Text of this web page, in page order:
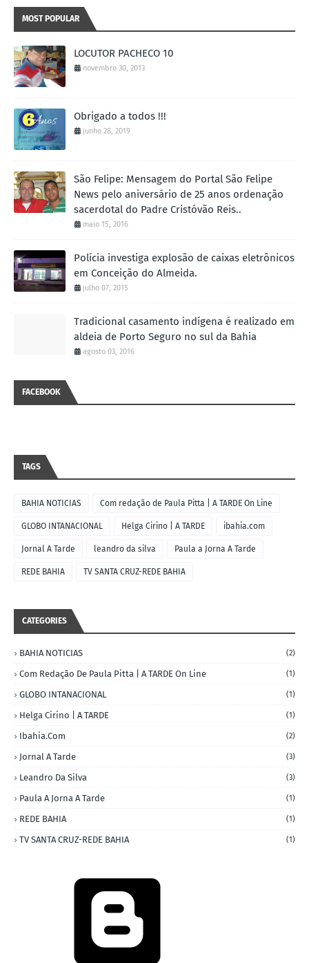
MOST POPULAR
LOCUTOR PACHECO 10
novembro 30, 2013
Obrigado a todos !!!
junho 28, 2019
São Felipe: Mensagem do Portal São Felipe
News pelo aniversário de 25 anos ordenação
sacerdotal do Padre Cristóvão Reis..
maio 15, 2016
Polícia investiga explosão de caixas eletrônicos
em Conceição do Almeida.
julho 07, 2015
Tradicional casamento indígena é realizado em
aldeia de Porto Seguro no sul da Bahia
agosto 03, 2016
FACEBOOK
TAGS
BAHIA NOTICIAS Com redação de Paula Pitta | A TARDE On Line
GLOBO INTANACIONAL Helga Cirino | A TARDE ibahia.com
Jornal A Tarde leandro da silva Paula a Jorna A Tarde
REDE BAHIA TV SANTA CRUZ-REDE BAHIA
CATEGORIES
BAHIA NOTICIAS (2)
Com Redação De Paula Pitta | A TARDE On Line (1)
GLOBO INTANACIONAL (1)
Helga Cirino | A TARDE (1)
Ibahia.com (2)
Jornal A Tarde (3)
Leandro Da Silva (3)
Paula A Jorna A Tarde (1)
REDE BAHIA (1)
TV SANTA CRUZ-REDE BAHIA (1)